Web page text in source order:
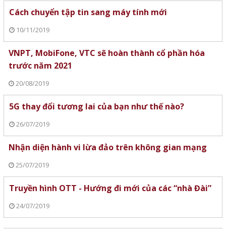
Cách chuyển tập tin sang máy tính mới
10/11/2019
VNPT, MobiFone, VTC sẽ hoàn thành cổ phần hóa
trước năm 2021
20/08/2019
5G thay đổi tương lai của bạn như thế nào?
26/07/2019
Nhận diện hành vi lừa đảo trên không gian mạng
25/07/2019
Truyền hình OTT - Hướng đi mới của các “nhà Đài”
24/07/2019